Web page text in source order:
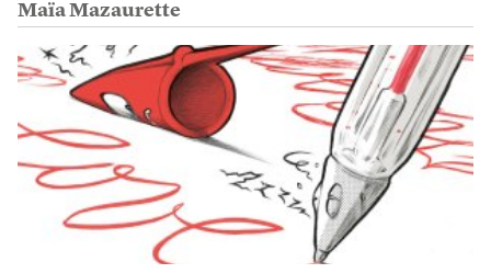
Maïa Mazaurette